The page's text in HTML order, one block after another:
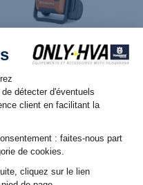
Nettoyeur à haute pression
279,00 €